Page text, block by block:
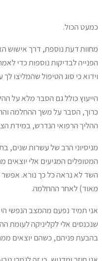
הכול.
דעת נוספת, דרך אישוש
לבדיקות נוספות כדי
כי סוג הטיפול שהמליצו לך
כולל גם הסבר מלא על
הסבר על משך ההחלמה
הרפואי הנדרש, במידת
הרב של עשרות שנים,
המגיעים אלי יוצאים
לא נראה כל כך נורא. אפשר
לאחר ההחלמה.
תמיד נפעם מהמצב הנפשי
אלי לקליניקה לעומת
פניהם, כשהם יוצאים